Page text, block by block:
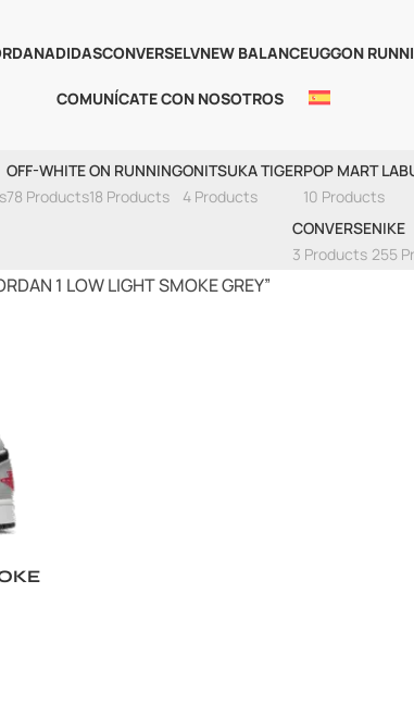
ADIDASCONVERSELVNEW BALANCEUGGON
COMUNÍCATE CON NOSOTROS
JORDAN 1
OFF-WHITE
78 Products
ON RUNNING
18 Products
ONITSUKA TIGER
4 Products
POP MART
10 Products
CONVERSE
3 Products
NIKE
255
1 LOW LIGHT SMOKE GREY”